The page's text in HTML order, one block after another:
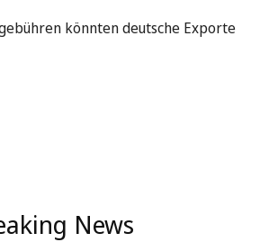
könnten deutsche Exporte
News